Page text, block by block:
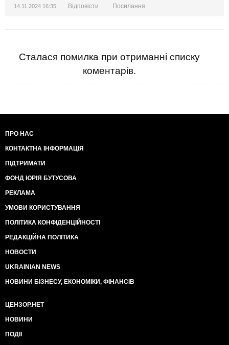
14.11.2024 16:35 Відповісти Посилання
Сталася помилка при отриманні списку
коментарів.
ПРО НАС
КОНТАКТНА ІНФОРМАЦІЯ
ПІДТРИМАТИ
ФОНД ЮРІЯ БУТУСОВА
РЕКЛАМА
УМОВИ КОРИСТУВАННЯ
ПОЛІТИКА КОНФІДЕНЦІЙНОСТІ
РЕДАКЦІЙНА ПОЛІТИКА
НОВОСТИ
UKRAINIAN NEWS
НОВИНИ БІЗНЕСУ, ЕКОНОМІКИ, ФІНАНСІВ
ЦЕНЗОР.НЕТ
НОВИНИ
ПОДІЇ